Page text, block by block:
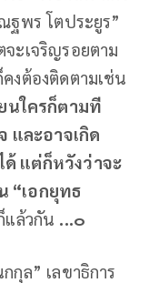
พร โตประยูร”
ะเจริญรอยตาม
งต้องติดตามเช่น
นใครก็ตามที
และอาจเกิด
แต่ก็หวังว่าจะ
“เอกยุทธ
แล้วกัน ...๐
กุล” เลขาธิการ